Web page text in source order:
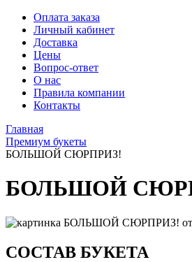
Оплата заказа
Личный кабинет
Доставка
Цены
Вопрос-ответ
О нас
Правила компании
Контакты
Главная
Премиум букеты
БОЛЬШОЙ СЮРПРИЗ!
БОЛЬШОЙ
СОСТАВ БУКЕТА